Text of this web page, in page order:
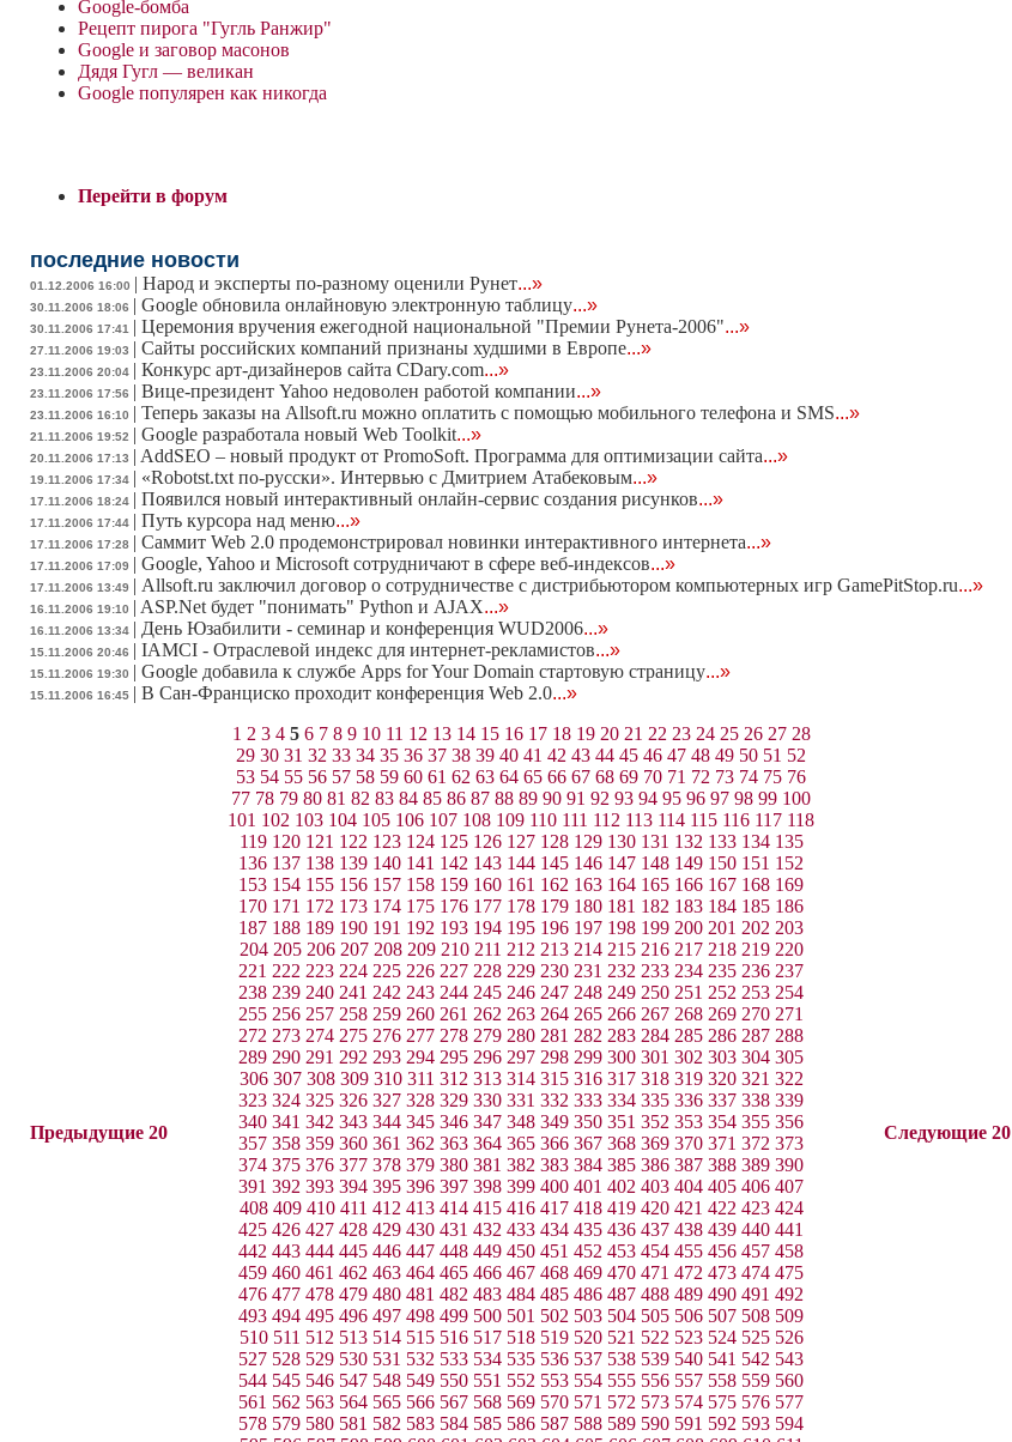
Google-бомба
Рецепт пирога "Гугль Ранжир"
Google и заговор масонов
Дядя Гугл — великан
Google популярен как никогда
Перейти в форум
последние новости
01.12.2006 16:00 | Народ и эксперты по-разному оценили Рунет...»
30.11.2006 18:06 | Google обновила онлайновую электронную таблицу...»
30.11.2006 17:41 | Церемония вручения ежегодной национальной "Премии Рунета-2006"...»
27.11.2006 19:03 | Сайты российских компаний признаны худшими в Европе...»
23.11.2006 20:04 | Конкурс арт-дизайнеров сайта CDary.com...»
23.11.2006 17:56 | Вице-президент Yahoo недоволен работой компании...»
23.11.2006 16:10 | Теперь заказы на Allsoft.ru можно оплатить с помощью мобильного телефона и SMS...»
21.11.2006 19:52 | Google разработала новый Web Toolkit...»
20.11.2006 17:13 | AddSEO – новый продукт от PromoSoft. Программа для оптимизации сайта...»
19.11.2006 17:34 | «Robotst.txt по-русски». Интервью с Дмитрием Атабековым...»
17.11.2006 18:24 | Появился новый интерактивный онлайн-сервис создания рисунков...»
17.11.2006 17:44 | Путь курсора над меню...»
17.11.2006 17:28 | Саммит Web 2.0 продемонстрировал новинки интерактивного интернета...»
17.11.2006 17:09 | Google, Yahoo и Microsoft сотрудничают в сфере веб-индексов...»
17.11.2006 13:49 | Allsoft.ru заключил договор о сотрудничестве с дистрибьютором компьютерных игр GamePitStop.ru...»
16.11.2006 19:10 | ASP.Net будет "понимать" Python и AJAX...»
16.11.2006 13:34 | День Юзабилити - семинар и конференция WUD2006...»
15.11.2006 20:46 | IAMCI - Отраслевой индекс для интернет-рекламистов...»
15.11.2006 19:30 | Google добавила к службе Apps for Your Domain стартовую страницу...»
15.11.2006 16:45 | В Сан-Франциско проходит конференция Web 2.0...»
Предыдущие 20
1 2 3 4 5 6 7 8 9 10 11 12 13 14 15 16 17 18 19 20 21 22 23 24 25 26 27 28
29 30 31 32 33 34 35 36 37 38 39 40 41 42 43 44 45 46 47 48 49 50 51 52
53 54 55 56 57 58 59 60 61 62 63 64 65 66 67 68 69 70 71 72 73 74 75 76
77 78 79 80 81 82 83 84 85 86 87 88 89 90 91 92 93 94 95 96 97 98 99 100
101 102 103 104 105 106 107 108 109 110 111 112 113 114 115 116 117 118
119 120 121 122 123 124 125 126 127 128 129 130 131 132 133 134 135
136 137 138 139 140 141 142 143 144 145 146 147 148 149 150 151 152
153 154 155 156 157 158 159 160 161 162 163 164 165 166 167 168 169
170 171 172 173 174 175 176 177 178 179 180 181 182 183 184 185 186
187 188 189 190 191 192 193 194 195 196 197 198 199 200 201 202 203
204 205 206 207 208 209 210 211 212 213 214 215 216 217 218 219 220
221 222 223 224 225 226 227 228 229 230 231 232 233 234 235 236 237
238 239 240 241 242 243 244 245 246 247 248 249 250 251 252 253 254
255 256 257 258 259 260 261 262 263 264 265 266 267 268 269 270 271
272 273 274 275 276 277 278 279 280 281 282 283 284 285 286 287 288
289 290 291 292 293 294 295 296 297 298 299 300 301 302 303 304 305
306 307 308 309 310 311 312 313 314 315 316 317 318 319 320 321 322
323 324 325 326 327 328 329 330 331 332 333 334 335 336 337 338 339
340 341 342 343 344 345 346 347 348 349 350 351 352 353 354 355 356
357 358 359 360 361 362 363 364 365 366 367 368 369 370 371 372 373
374 375 376 377 378 379 380 381 382 383 384 385 386 387 388 389 390
391 392 393 394 395 396 397 398 399 400 401 402 403 404 405 406 407
408 409 410 411 412 413 414 415 416 417 418 419 420 421 422 423 424
425 426 427 428 429 430 431 432 433 434 435 436 437 438 439 440 441
442 443 444 445 446 447 448 449 450 451 452 453 454 455 456 457 458
459 460 461 462 463 464 465 466 467 468 469 470 471 472 473 474 475
476 477 478 479 480 481 482 483 484 485 486 487 488 489 490 491 492
493 494 495 496 497 498 499 500 501 502 503 504 505 506 507 508 509
510 511 512 513 514 515 516 517 518 519 520 521 522 523 524 525 526
527 528 529 530 531 532 533 534 535 536 537 538 539 540 541 542 543
544 545 546 547 548 549 550 551 552 553 554 555 556 557 558 559 560
561 562 563 564 565 566 567 568 569 570 571 572 573 574 575 576 577
578 579 580 581 582 583 584 585 586 587 588 589 590 591 592 593 594
Следующие 20